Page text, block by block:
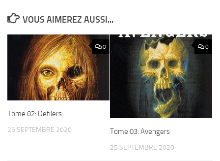
VOUS AIMEREZ AUSSI...
0
Tome 02: Defilers
25 SEPTEMBRE 2020
0
Tome 03: Avengers
25 SEPTEMBRE 2020